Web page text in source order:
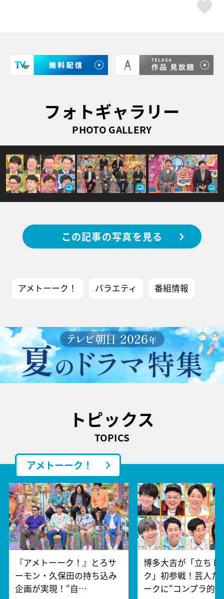
フォトギャラリー
PHOTO GALLERY
この記事の写真を見る
アメトーーク！ バラエティ 番組情報
トピックス
TOPICS
アメトーーク！
『アメトーーク！』とろサ
ーモン・久保田の持ち込み
企画が実現！“自…
博多大吉が「立ちト
ク」初参戦！芸人た
ークに“コンプラ的…